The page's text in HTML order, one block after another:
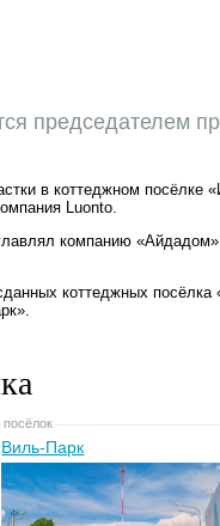
председателем
в коттеджном посёлке
Luonto.
компанию
коттеджных
посёлок
Виль-Парк